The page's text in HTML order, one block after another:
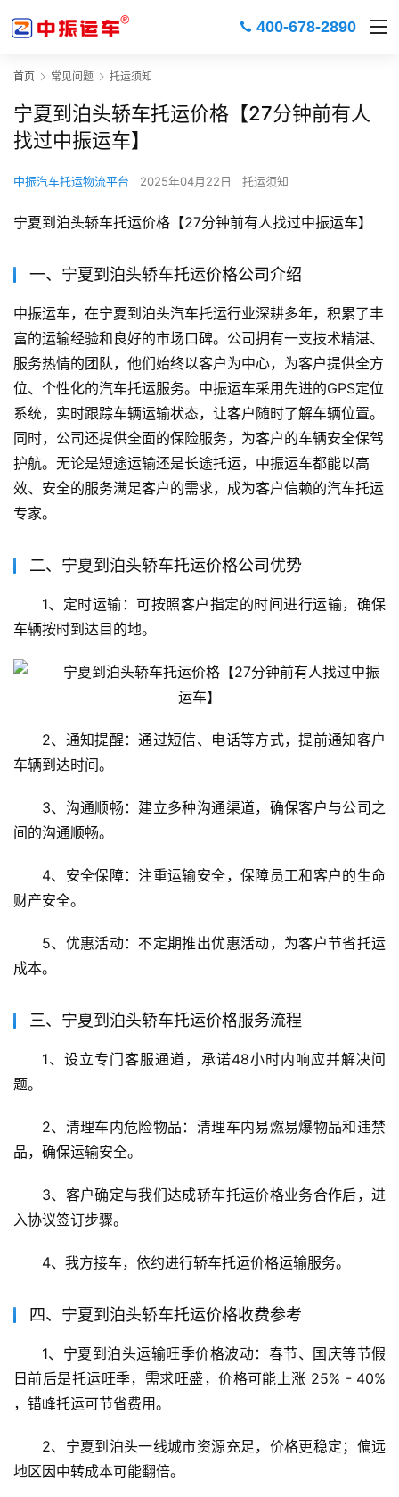
400-678-2890
首页 常见问题 托运须知
宁夏到泊头轿车托运价格【27分钟前有人
找过中振运车】
中振汽车托运物流平台 2025年04月22日 托运须知
宁夏到泊头轿车托运价格【27分钟前有人找过中振运车】
一、宁夏到泊头轿车托运价格公司介绍
中振运车，在宁夏到泊头汽车托运行业深耕多年，积累了丰
富的运输经验和良好的市场口碑。公司拥有一支技术精湛、
服务热情的团队，他们始终以客户为中心，为客户提供全方
位、个性化的汽车托运服务。中振运车采用先进的GPS定位
系统，实时跟踪车辆运输状态，让客户随时了解车辆位置。
同时，公司还提供全面的保险服务，为客户的车辆安全保驾
护航。无论是短途运输还是长途托运，中振运车都能以高
效、安全的服务满足客户的需求，成为客户信赖的汽车托运
专家。
二、宁夏到泊头轿车托运价格公司优势
1、定时运输：可按照客户指定的时间进行运输，确保
车辆按时到达目的地。
2、通知提醒：通过短信、电话等方式，提前通知客户
车辆到达时间。
3、沟通顺畅：建立多种沟通渠道，确保客户与公司之
间的沟通顺畅。
4、安全保障：注重运输安全，保障员工和客户的生命
财产安全。
5、优惠活动：不定期推出优惠活动，为客户节省托运
成本。
三、宁夏到泊头轿车托运价格服务流程
1、设立专门客服通道，承诺48小时内响应并解决问
题。
2、清理车内危险物品：清理车内易燃易爆物品和违禁
品，确保运输安全。
3、客户确定与我们达成轿车托运价格业务合作后，进
入协议签订步骤。
4、我方接车，依约进行轿车托运价格运输服务。
四、宁夏到泊头轿车托运价格收费参考
1、宁夏到泊头运输旺季价格波动：春节、国庆等节假
日前后是托运旺季，需求旺盛，价格可能上涨 25% - 40%
，错峰托运可节省费用。
2、宁夏到泊头一线城市资源充足，价格更稳定；偏远
地区因中转成本可能翻倍。